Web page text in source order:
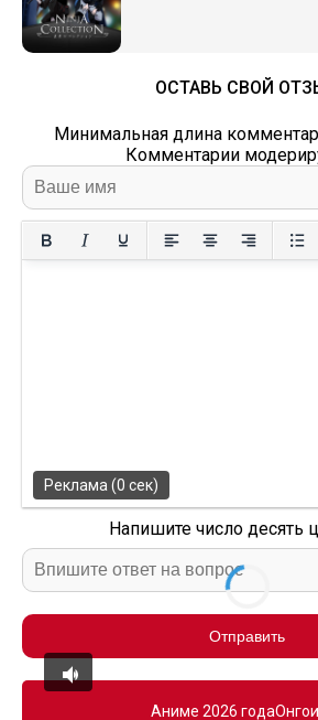
ОСТАВЬ СВОЙ
Минимальная длина
Комментарии
Напишите число десять
Отправить
Аниме 2026 года
Реклама (0 сек)